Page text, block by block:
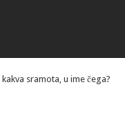
sramota, u ime čega?